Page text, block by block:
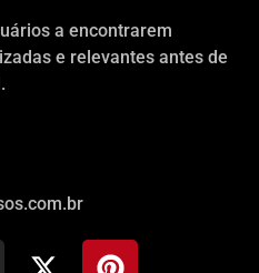
a encontrarem
e relevantes antes de